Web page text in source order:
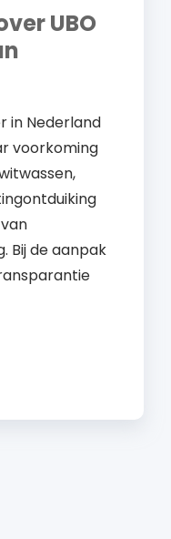
UBO
in Nederland
voorkoming
Bij de aanpak